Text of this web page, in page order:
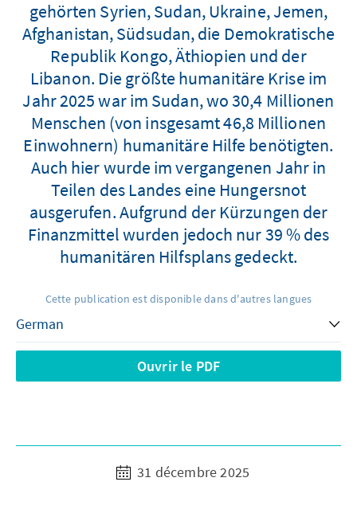
gehörten Syrien, Sudan, Ukraine, Jemen,
Afghanistan, Südsudan, die Demokratische
Republik Kongo, Äthiopien und der
Libanon. Die größte humanitäre Krise im
Jahr 2025 war im Sudan, wo 30,4 Millionen
Menschen (von insgesamt 46,8 Millionen
Einwohnern) humanitäre Hilfe benötigten.
Auch hier wurde im vergangenen Jahr in
Teilen des Landes eine Hungersnot
ausgerufen. Aufgrund der Kürzungen der
Finanzmittel wurden jedoch nur 39 % des
humanitären Hilfsplans gedeckt.
Cette publication est disponible dans d'autres langues
Ouvrir le PDF
31 décembre 2025